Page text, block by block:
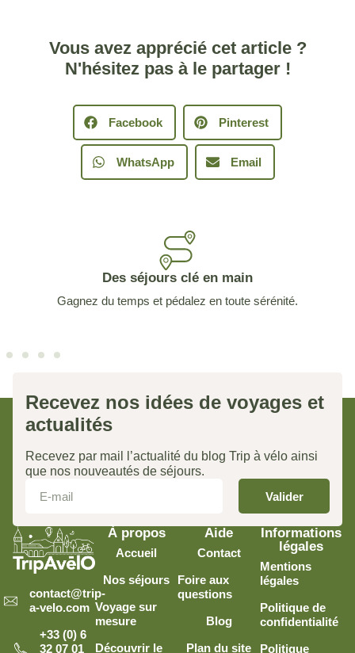
Vous avez apprécié cet article ?
N'hésitez pas à le partager !
Facebook Pinterest
WhatsApp Email
Des séjours clé en main
Gagnez du temps et pédalez en toute sérénité.
Recevez nos idées de voyages et
actualités
Recevez par mail l’actualité du blog Trip à vélo ainsi
que nos nouveautés de séjours.
Valider
contact@trip-
a-velo.com
+33 (0) 6
32 07 01
À propos
Accueil
Nos séjours
Voyage sur
mesure
Découvrir le
Aide
Contact
Foire aux
questions
Blog
Plan du site
Informations
légales
Mentions
légales
Politique de
confidentialité
Politique